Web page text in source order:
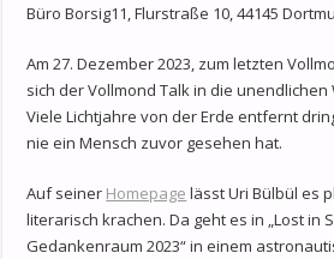
Büro Borsig11, Flurstraße 10, 44145
Am 27. Dezember 2023, zum letzten
sich der Vollmond Talk in die
Viele Lichtjahre von der Erde entfernt
nie ein Mensch zuvor gesehen hat.
Auf seiner Homepage lässt Uri Bülbül es
literarisch krachen. Da geht es in „Lost in
Gedankenraum 2023“ in einem